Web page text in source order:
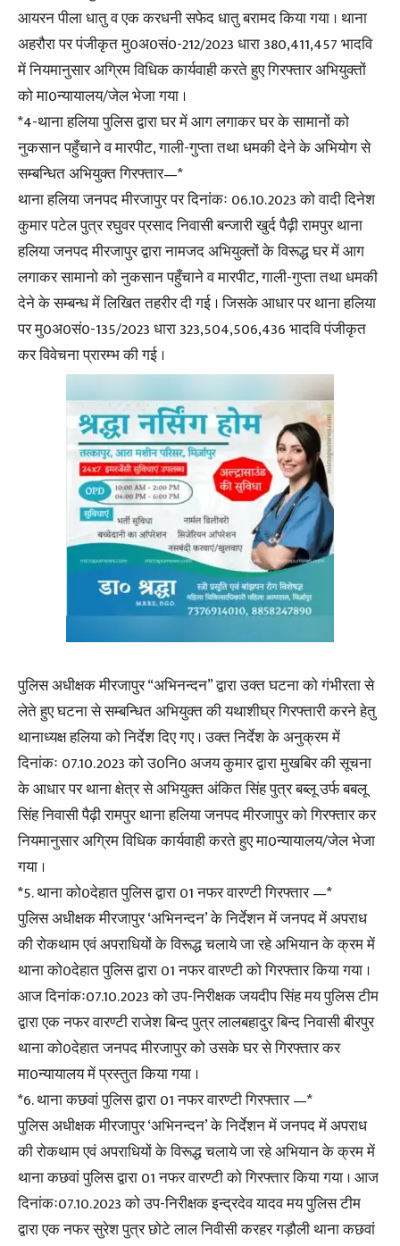
आयरन पीला धातु व एक करधनी सफेद धातु बरामद किया गया । थाना
अहरौरा पर पंजीकृत मु0अ0सं0-212/2023 धारा 380,411,457 भादवि
में नियमानुसार अग्रिम विधिक कार्यवाही करते हुए गिरफ्तार अभियुक्तों
को मा0न्यायालय/जेल भेजा गया ।
*4-थाना हलिया पुलिस द्वारा घर में आग लगाकर घर के सामानों को
नुकसान पहुँचाने व मारपीट, गाली-गुप्ता तथा धमकी देने के अभियोग से
सम्बन्धित अभियुक्त गिरफ्तार—*
थाना हलिया जनपद मीरजापुर पर दिनांकः 06.10.2023 को वादी दिनेश
कुमार पटेल पुत्र रघुवर प्रसाद निवासी बन्जारी खुर्द पैढ़ी रामपुर थाना
हलिया जनपद मीरजापुर द्वारा नामजद अभियुक्तों के विरूद्ध घर में आग
लगाकर सामानो को नुकसान पहुँचाने व मारपीट, गाली-गुप्ता तथा धमकी
देने के सम्बन्ध में लिखित तहरीर दी गई । जिसके आधार पर थाना हलिया
पर मु0अ0सं0-135/2023 धारा 323,504,506,436 भादवि पंजीकृत
कर विवेचना प्रारम्भ की गई ।
पुलिस अधीक्षक मीरजापुर “अभिनन्दन” द्वारा उक्त घटना को गंभीरता से
लेते हुए घटना से सम्बन्धित अभियुक्त की यथाशीघ्र गिरफ्तारी करने हेतु
थानाध्यक्ष हलिया को निर्देश दिए गए । उक्त निर्देश के अनुक्रम में
दिनांकः 07.10.2023 को उ0नि0 अजय कुमार द्वारा मुखबिर की सूचना
के आधार पर थाना क्षेत्र से अभियुक्त अंकित सिंह पुत्र बब्लू उर्फ बबलू
सिंह निवासी पैढ़ी रामपुर थाना हलिया जनपद मीरजापुर को गिरफ्तार कर
नियमानुसार अग्रिम विधिक कार्यवाही करते हुए मा0न्यायालय/जेल भेजा
गया ।
*5. थाना को0देहात पुलिस द्वारा 01 नफर वारण्टी गिरफ्तार —*
पुलिस अधीक्षक मीरजापुर ‘अभिनन्दन’ के निर्देशन में जनपद में अपराध
की रोकथाम एवं अपराधियों के विरूद्ध चलाये जा रहे अभियान के क्रम में
थाना को0देहात पुलिस द्वारा 01 नफर वारण्टी को गिरफ्तार किया गया ।
आज दिनांकः07.10.2023 को उप-निरीक्षक जयदीप सिंह मय पुलिस टीम
द्वारा एक नफर वारण्टी राजेश बिन्द पुत्र लालबहादुर बिन्द निवासी बीरपुर
थाना को0देहात जनपद मीरजापुर को उसके घर से गिरफ्तार कर
मा0न्यायालय में प्रस्तुत किया गया ।
*6. थाना कछवां पुलिस द्वारा 01 नफर वारण्टी गिरफ्तार —*
पुलिस अधीक्षक मीरजापुर ‘अभिनन्दन’ के निर्देशन में जनपद में अपराध
की रोकथाम एवं अपराधियों के विरूद्ध चलाये जा रहे अभियान के क्रम में
थाना कछवां पुलिस द्वारा 01 नफर वारण्टी को गिरफ्तार किया गया । आज
दिनांकः07.10.2023 को उप-निरीक्षक इन्द्रदेव यादव मय पुलिस टीम
द्वारा एक नफर सुरेश पुत्र छोटे लाल निवीसी करहर गड़ौली थाना कछवां